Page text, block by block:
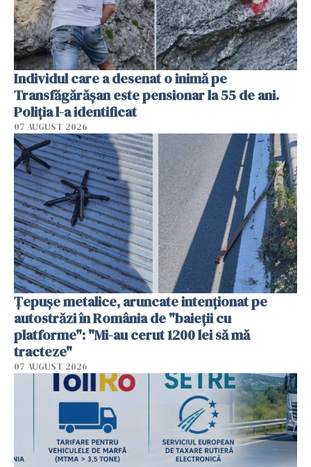
Individul care a desenat o inimă pe
Transfăgărășan este pensionar la 55 de ani.
Poliția l-a identificat
07 AUGUST 2026
Țepușe metalice, aruncate intenționat pe
autostrăzi în România de "baieții cu
platforme": "Mi-au cerut 1200 lei să mă
tracteze"
07 AUGUST 2026